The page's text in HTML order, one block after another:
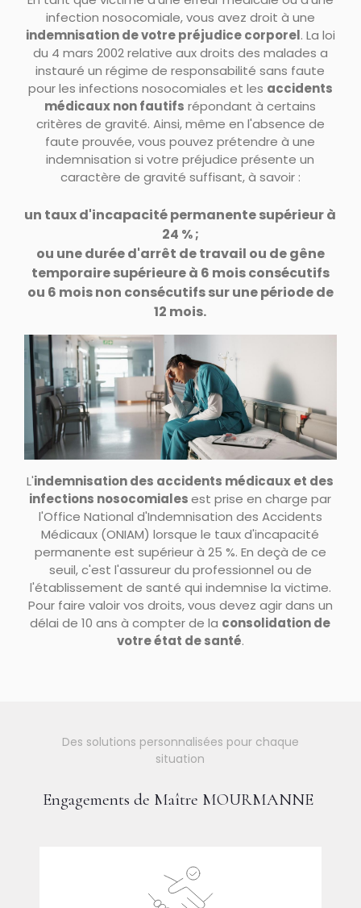
infection nosocomiale, vous avez droit à une
indemnisation de votre préjudice corporel. La loi
du 4 mars 2002 relative aux droits des malades a
instauré un régime de responsabilité sans faute
pour les infections nosocomiales et les accidents
médicaux non fautifs répondant à certains
critères de gravité. Ainsi, même en l'absence de
faute prouvée, vous pouvez prétendre à une
indemnisation si votre préjudice présente un
caractère de gravité suffisant, à savoir :
un taux d'incapacité permanente supérieur à
24 % ;
ou une durée d'arrêt de travail ou de gêne
temporaire supérieure à 6 mois consécutifs
ou 6 mois non consécutifs sur une période de
12 mois.
L'indemnisation des accidents médicaux et des
infections nosocomialesest prise en charge par
l'Office National d'Indemnisation des Accidents
Médicaux (ONIAM) lorsque le taux d'incapacité
permanente est supérieur à 25 %. En deçà de ce
seuil, c'est l'assureur du professionnel ou de
l'établissement de santé qui indemnise la victime.
Pour faire valoir vos droits, vous devez agir dans un
délai de 10 ans à compter de la consolidation de
votre état de santé.
Des solutions personnalisées pour chaque
situation
Engagements de Maître MOURMANNE